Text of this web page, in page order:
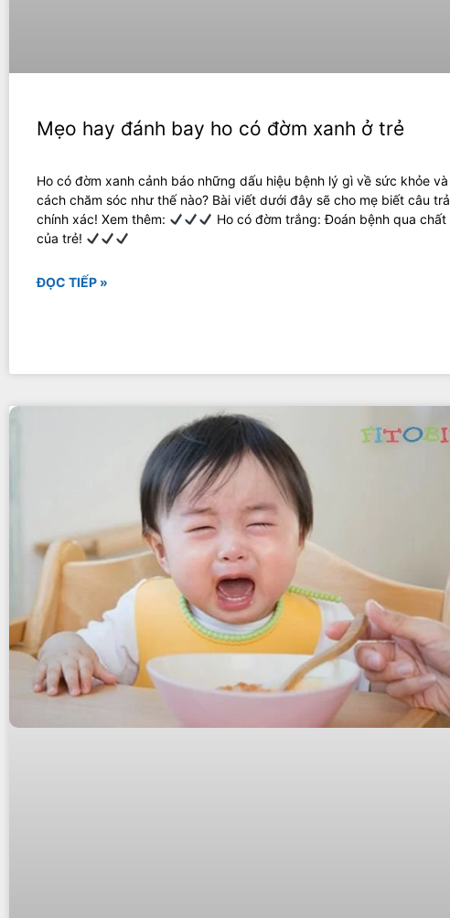
Mẹo hay đánh bay ho có đờm xanh ở trẻ
Ho có đờm xanh cảnh báo những dấu hiệu bệnh lý gì về sức khỏe và
cách chăm sóc như thế nào? Bài viết dưới đây sẽ cho mẹ biết câu
chính xác! Xem thêm:
Ho có đờm trắng: Đoán bệnh qua chất
của trẻ!
ĐỌC TIẾP »